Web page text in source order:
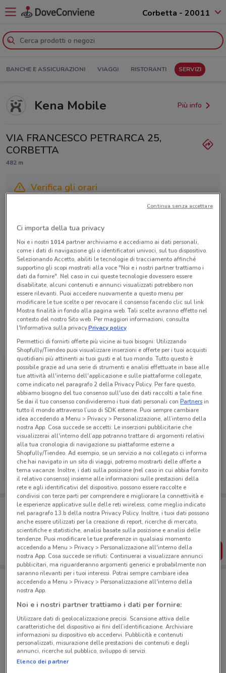
Corbetta - 20011
BANCHE E ASSICURAZIONI VIAGGI RISTORANTI SERVIZI
Kena Mobile Più info
VIA FRANCESCO PETRARCA 25,
CORBETTA
482 m
Verifica gli orari
Gli orari dei negozi possono variare in base agli ultimi
chiamando il negozio.
Chiama il negozio
Lunedì n.d.
Martedì n.d.
Mercoledì n.d.
Giovedì n.d.
Venerdì n.d.
Sabato n.d.
Domenica n.d.
+390297487167
Tutte le promozioni di questo negozio
Kena Mobile
Scade il 02/09 233 m
Porta DoveConviene sempre con te!
Puoi trovare le migliori offerte dei negozi vicino a te,
salvarle e creare la tua lista del risparmio, comodamente
dal tuo cellulare.
SCARICA L’APP
Negozi Kena Mobile a CORBETTA
Ci importa della tua privacy
Noi e i nostri 1014partner archiviamo e accediamo ai dati personali,
come i dati di navigazione gli o identificatori univoci, sul tuo dispositivo.
Selezionando Accetto, abiliti le tecnologie di tracciamento affinché
supportino gli scopi mostrati alla voce "Noi e i nostri partner trattiamo i
dati da fornire". Nel caso in cui queste tecnologie dovessero essere
disabilitate, alcuni contenuti e annunci visualizzati potrebbero non
essere rilevanti. Puoi accedere nuovamente a questo menu per
modificare le tue scelte o per revocare il consenso facendo clic sul link
Mostra finalità in fondo alla pagina web. Tali scelte avranno effetto nel
contesto del nostro Sito web. Per maggiori informazioni, consulta
l'Informativa sulla privacy.Privacy policy
Permettici di fornirti offerte più vicine ai tuoi bisogni: Utilizzando
Shopfully/Tiendeo puoi visualizzare inserzioni e offerte per i tuoi acquisti
quotidiani più attinenti ai tuoi gusti e al tuo mondo. Tutto questo è
possibile grazie ad una serie di strumenti e analisi effettuate in base alle
tue attività all'interno dell'applicazione e sulle piattaforme collegate,
come indicato nel paragrafo 2 della Privacy Policy. Per fare questo,
abbiamo bisogno del tuo consenso sull'uso dei dati raccolti a tale fine.
Se dai il tuo consenso condivideremo i tuoi dati personali conPartnersin
tutto il mondo attraverso l’uso di SDK esterne. Puoi sempre cambiare
idea accedendo a Menu > Privacy > Personalizzazione, all’interno della
nostra App. Cosa succede se accetti: Le inserzioni pubblicitarie che
visualizzerai all'interno dell’app potranno trattare di argomenti relativi
alla tua cronologia di navigazione su piattaforme esterne a
Shopfully/Tiendeo. Ad esempio, se un servizio a noi collegato ci informa
che hai navigato in un sito di viaggi, potremo mostrarti delle offerte a
tema vacanze. Inoltre, i dati sulla posizione (nel caso in cui abbia fornito
il relativo consenso) insieme alle informazioni sulle prestazioni della
rete e agli identificativi del dispositivo, possono essere raccolte e
condivisi con terze parti per comprendere e migliorare la connettività e
le esperienze applicative sulle delle reti wireless, come meglio indicato
nel paragrafo 13.b della nostra Privacy Policy. Inoltre, i tuoi dati possono
anche essere utilizzati per la creazione di report, ricerche di mercato,
scientifiche e statistiche, analisi basate sulla posizione e analisi delle
tendenze. Puoi modificare le tue preferenze in qualsiasi momento
accedendo a Menu > Privacy > Personalizzazione all'interno della
nostra App. Cosa succede se rifiuti: Continuerai a visualizzare annunci
pubblicitari, ma riguarderanno argomenti generici e probabilmente non
saranno rilevanti per i tuoi interessi. Potrai sempre cambiare idea
accedendo a Menu > Privacy > Personalizzazione all'interno della
nostra App.
Noi e i nostri partner trattiamo i dati per fornire:
Utilizzare dati di geolocalizzazione precisi. Scansione attiva delle
caratteristiche del dispositivo ai fini dell’identificazione. Archiviare
informazioni su dispositivo e/o accedervi. Pubblicità e contenuti
personalizzati, misurazione delle prestazioni dei contenuti e degli
annunci, ricerche sul pubblico, sviluppo di servizi.
Elenco dei partner
Continua senza accettare